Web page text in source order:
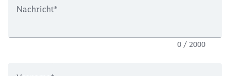
Nachricht*
0 / 2000